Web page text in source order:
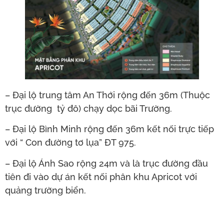
– Đại lộ trung tâm An Thới rộng đến 36m (Thuộc
trục đường tỷ đô) chạy dọc bãi Trường.
– Đại lộ Bình Minh rộng đến 36m kết nối trực tiếp
với “ Con đường tơ lụa” ĐT 975.
– Đại lộ Ánh Sao rộng 24m và là trục đường đầu
tiên đi vào dự án kết nối phân khu Apricot với
quảng trường biển.